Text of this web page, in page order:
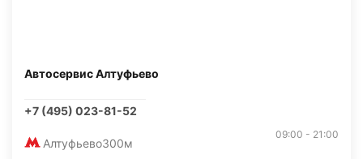
Автосервис Алтуфьево
+7 (495) 023-81-52
Алтуфьево300м
09:00 - 21:00